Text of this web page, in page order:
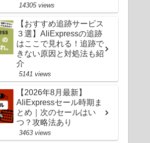
✕ ✕ ✕ ✕
✕ ✕ ✕ ✕
✕
✕ ✕ ✕ ✕
✕ ✕ ✕
14305 views
【おすすめ追跡サービス
３選】AliExpressの追跡
はここで見れる！追跡で
きない原因と対処法も紹
介
5141 views
【2026年8月最新】
AliExpressセール時期ま
とめ｜次のセールはい
つ？攻略法あり
3463 views